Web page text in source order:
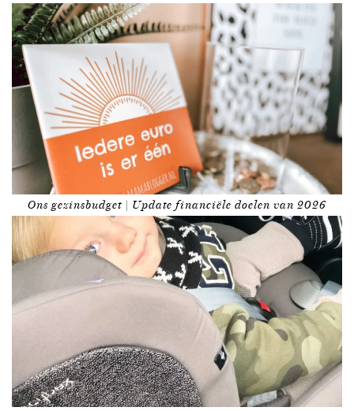
Ons gezinsbudget | Update financiële doelen van 2026